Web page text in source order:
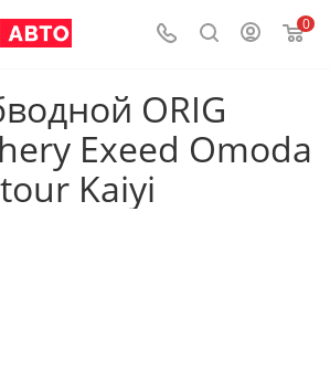
0
ORIG
Exeed Omoda
Kaiyi